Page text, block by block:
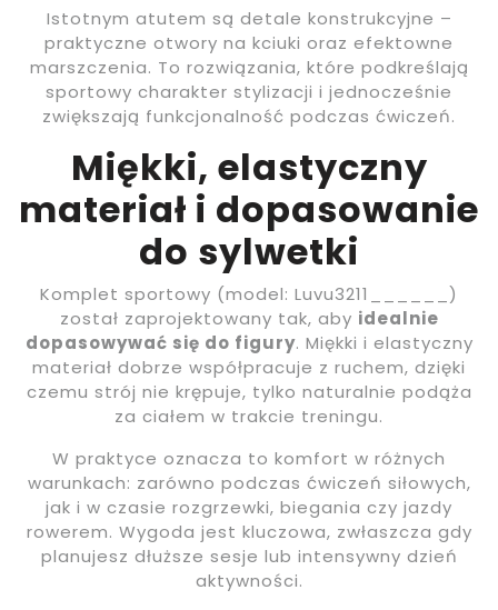
Istotnym atutem są detale konstrukcyjne –
praktyczne otwory na kciuki oraz efektowne
marszczenia. To rozwiązania, które podkreślają
sportowy charakter stylizacji i jednocześnie
zwiększają funkcjonalność podczas ćwiczeń.
Miękki, elastyczny
materiał i dopasowanie
do sylwetki
Komplet sportowy (model: Luvu3211______)
został zaprojektowany tak, aby idealnie
dopasowywać się do figury. Miękki i elastyczny
materiał dobrze współpracuje z ruchem, dzięki
czemu strój nie krępuje, tylko naturalnie podąża
za ciałem w trakcie treningu.
W praktyce oznacza to komfort w różnych
warunkach: zarówno podczas ćwiczeń siłowych,
jak i w czasie rozgrzewki, biegania czy jazdy
rowerem. Wygoda jest kluczowa, zwłaszcza gdy
planujesz dłuższe sesje lub intensywny dzień
aktywności.